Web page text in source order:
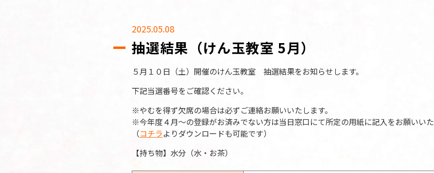
2025.05.08
抽選結果（けん玉教室 5月）
５月１０日（土）開催のけん玉教室 抽選結果をお知らせします。
下記当選番号をご確認ください。
※やむを得ず欠席の場合は必ずご連絡お願いいたします。
※今年度４月～の登録がお済みでない方は当日窓口にて所定の用紙に記入をお願いい
（コチラよりダウンロードも可能です）
【持ち物】水分（水・お茶）